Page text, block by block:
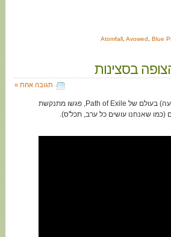
Atomfall Avowed Blue
תגובה אחת »
בפרק הזה זיירמן, שחר, ארז ודקל ביקרו (בהפתעה) בעולם של Path of Exile, פגשו מתנקשת
(כמו שאנחנו עושים כל ערב, תכל'ס).